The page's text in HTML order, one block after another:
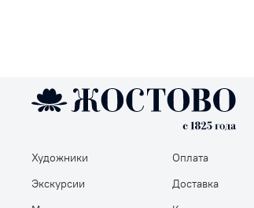
Художники
Экскурсии
Оплата
Доставка